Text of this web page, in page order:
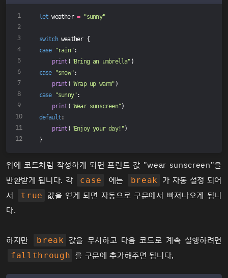
let weather = "sunny"
switch weather {
case
"rain":
print ( "Bring an umbrella" )
case
"snow":
print ( "Wrap up warm" )
case
"sunny":
print ( "Wear sunscreen")
default:
print ( "Enjoy your day!")
}
위에 코드처럼 작성하게 되면 프린트 값 "wear sunscreen"을
반환받게 됩니다. 각
case 에는 break
가 자동 설정 되어
서
true
값을 얻게 되면 자동으로 구문에서 빠져나오게 됩니
다.
하지만 break 값을 무시하고 다음 코드로 계속 실행하려면
fallthrough 를 구문에 추가해주면 됩니다,